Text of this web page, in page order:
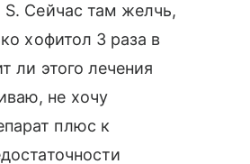
Сейчас там желчь,
хофитол 3 раза в
ли этого лечения
не хочу
плюс к